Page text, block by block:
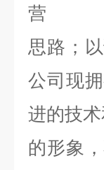
营
思路；
公司现
进的技
的形象